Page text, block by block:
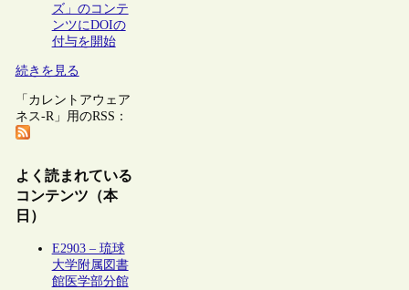
ズ」のコンテ
ンツにDOIの
付与を開始
続きを見る
「カレントアウェア
ネス-R」用のRSS：
よく読まれている
コンテンツ（本
日）
E2903 – 琉球
大学附属図書
館医学部分館